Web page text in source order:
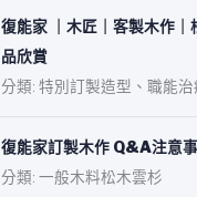
復能家 ｜木匠｜客製木作｜
品欣賞
分類: 特別訂製造型、職能治
復能家訂製木作 Q&A注意
分類: 一般木料松木雲杉